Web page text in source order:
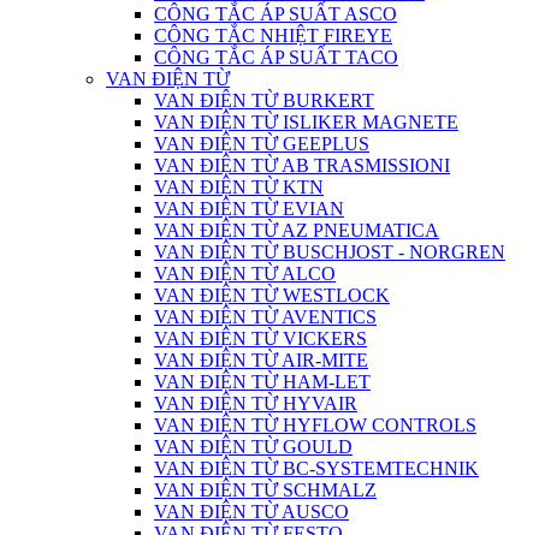
CÔNG TẮC ÁP SUẤT ASCO
CÔNG TẮC NHIỆT FIREYE
CÔNG TẮC ÁP SUẤT TACO
VAN ĐIỆN TỪ
VAN ĐIỆN TỪ BURKERT
VAN ĐIỆN TỪ ISLIKER MAGNETE
VAN ĐIỆN TỪ GEEPLUS
VAN ĐIỆN TỪ AB TRASMISSIONI
VAN ĐIỆN TỪ KTN
VAN ĐIỆN TỪ EVIAN
VAN ĐIỆN TỪ AZ PNEUMATICA
VAN ĐIỆN TỪ BUSCHJOST - NORGREN
VAN ĐIỆN TỪ ALCO
VAN ĐIỆN TỪ WESTLOCK
VAN ĐIỆN TỪ AVENTICS
VAN ĐIỆN TỪ VICKERS
VAN ĐIỆN TỪ AIR-MITE
VAN ĐIỆN TỪ HAM-LET
VAN ĐIỆN TỪ HYVAIR
VAN ĐIỆN TỪ HYFLOW CONTROLS
VAN ĐIỆN TỪ GOULD
VAN ĐIỆN TỪ BC-SYSTEMTECHNIK
VAN ĐIỆN TỪ SCHMALZ
VAN ĐIỆN TỪ AUSCO